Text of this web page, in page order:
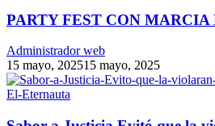
PARTY FEST CON
Administrador web
15 mayo, 202515 mayo, 2025